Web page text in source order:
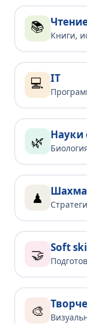
📚
Книги,
💻 IT
🌿 Науки
♟
🤝 Soft
🎨